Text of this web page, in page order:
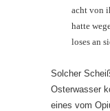
acht von
hatte
loses an
Solcher
Osterwasser
eines vom